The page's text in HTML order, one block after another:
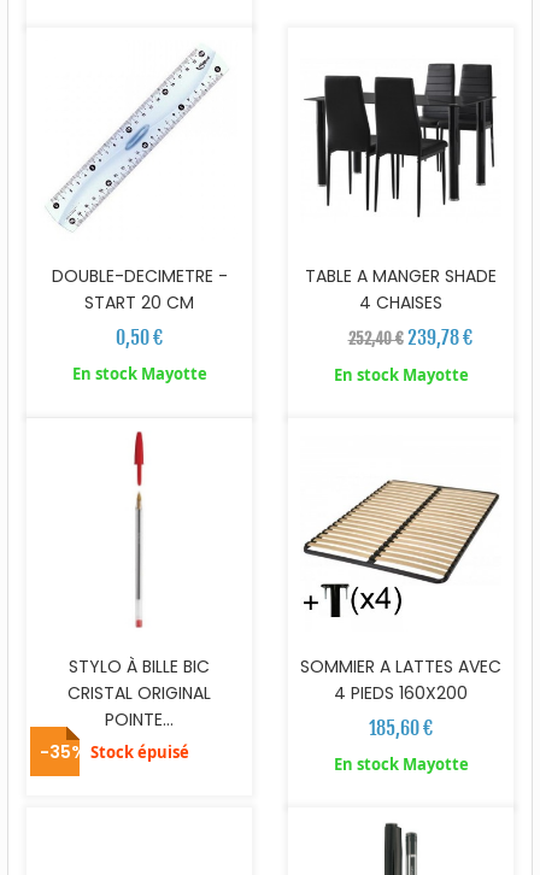
DOUBLE-DECIMETRE -
START 20 CM
0,50 €
En stock Mayotte
TABLE A MANGER SHADE
4 CHAISES
252,40 € 239,78 €
En stock Mayotte
STYLO À BILLE BIC
CRISTAL ORIGINAL
POINTE...
Stock épuisé
SOMMIER A LATTES AVEC
4 PIEDS 160X200
185,60 €
En stock Mayotte
-35%